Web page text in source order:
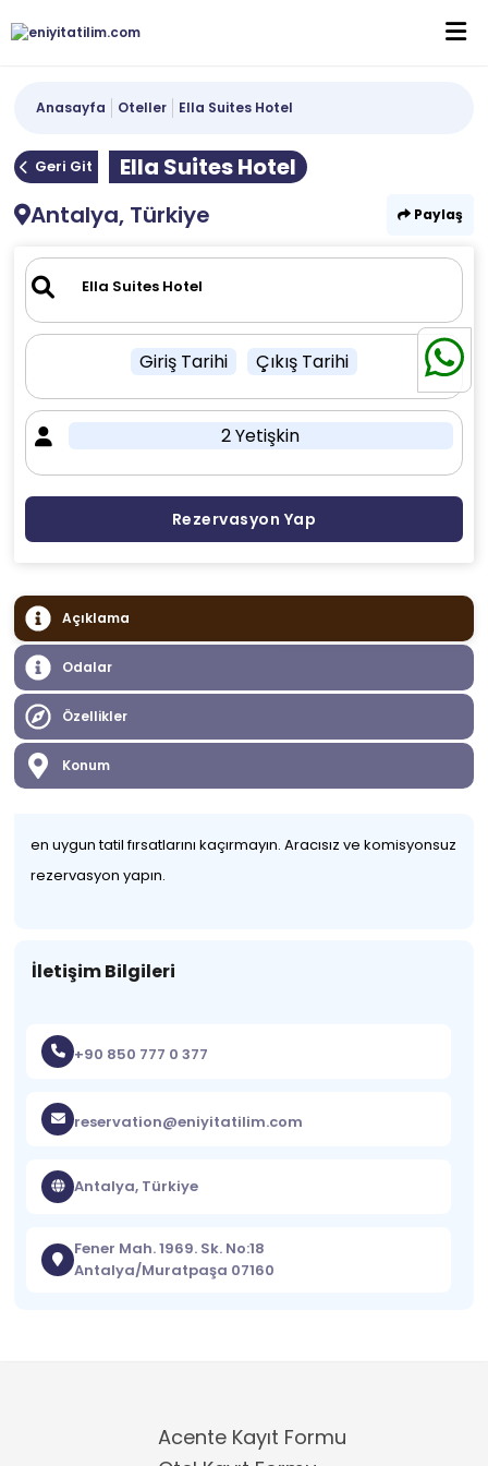
Anasayfa Oteller Ella Suites Hotel
Geri Git
Ella Suites Hotel
Antalya, Türkiye
Paylaş
Giriş Tarihi Çıkış Tarihi
2 Yetişkin
Rezervasyon Yap
Açıklama
Odalar
Özellikler
Konum
en uygun tatil fırsatlarını kaçırmayın. Aracısız ve komisyonsuz
rezervasyon yapın.
İletişim Bilgileri
+90 850 777 0 377
reservation@eniyitatilim.com
Antalya, Türkiye
Fener Mah. 1969. Sk. No:18
Antalya/Muratpaşa 07160
Acente Kayıt Formu